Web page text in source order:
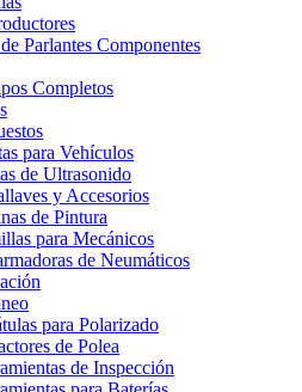
Parlantes Componentes
Completos
para Vehículos
de Ultrasonido
y Accesorios
de Pintura
para Mecánicos
de Neumáticos
para Polarizado
de Polea
de Inspección